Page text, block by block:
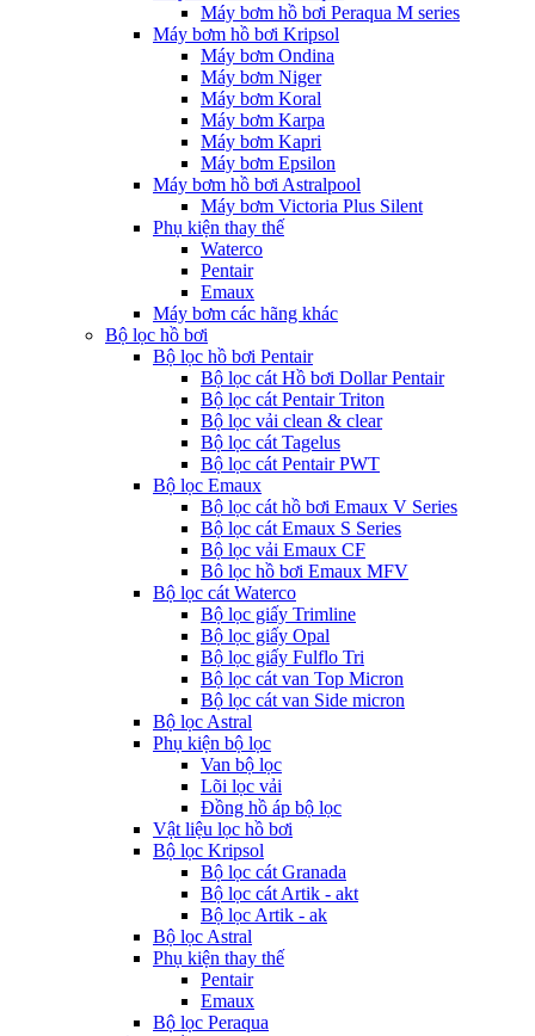
Máy bơm hồ bơi Peraqua M series
Máy bơm hồ bơi Kripsol
Máy bơm Ondina
Máy bơm Niger
Máy bơm Koral
Máy bơm Karpa
Máy bơm Kapri
Máy bơm Epsilon
Máy bơm hồ bơi Astralpool
Máy bơm Victoria Plus Silent
Phụ kiện thay thế
Waterco
Pentair
Emaux
Máy bơm các hãng khác
Bộ lọc hồ bơi
Bộ lọc hồ bơi Pentair
Bộ lọc cát Hồ bơi Dollar Pentair
Bộ lọc cát Pentair Triton
Bộ lọc vải clean & clear
Bộ lọc cát Tagelus
Bộ lọc cát Pentair PWT
Bộ lọc Emaux
Bộ lọc cát hồ bơi Emaux V Series
Bộ lọc cát Emaux S Series
Bộ lọc vải Emaux CF
Bô lọc hồ bơi Emaux MFV
Bộ lọc cát Waterco
Bộ lọc giấy Trimline
Bộ lọc giấy Opal
Bộ lọc giấy Fulflo Tri
Bộ lọc cát van Top Micron
Bộ lọc cát van Side micron
Bộ lọc Astral
Phụ kiện bộ lọc
Van bộ lọc
Lõi lọc vải
Đồng hồ áp bộ lọc
Vật liệu lọc hồ bơi
Bộ lọc Kripsol
Bộ lọc cát Granada
Bộ lọc cát Artik - akt
Bộ lọc Artik - ak
Bộ lọc Astral
Phụ kiện thay thế
Pentair
Emaux
Bộ lọc Peraqua